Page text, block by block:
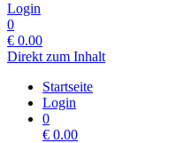
Login
0
€ 0.00
Direkt zum Inhalt
Startseite
Login
0
€ 0.00